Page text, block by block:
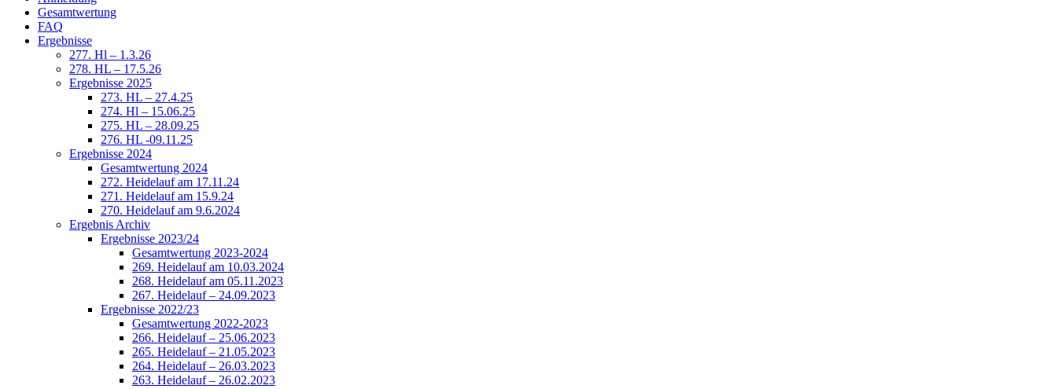
Gesamtwertung
FAQ
Ergebnisse
277. Hl – 1.3.26
278. HL – 17.5.26
Ergebnisse 2025
273. HL – 27.4.25
274. Hl – 15.06.25
275. HL – 28.09.25
276. HL -09.11.25
Ergebnisse 2024
Gesamtwertung 2024
272. Heidelauf am 17.11.24
271. Heidelauf am 15.9.24
270. Heidelauf am 9.6.2024
Ergebnis Archiv
Ergebnisse 2023/24
Gesamtwertung 2023-2024
269. Heidelauf am 10.03.2024
268. Heidelauf am 05.11.2023
267. Heidelauf – 24.09.2023
Ergebnisse 2022/23
Gesamtwertung 2022-2023
266. Heidelauf – 25.06.2023
265. Heidelauf – 21.05.2023
264. Heidelauf – 26.03.2023
263. Heidelauf – 26.02.2023